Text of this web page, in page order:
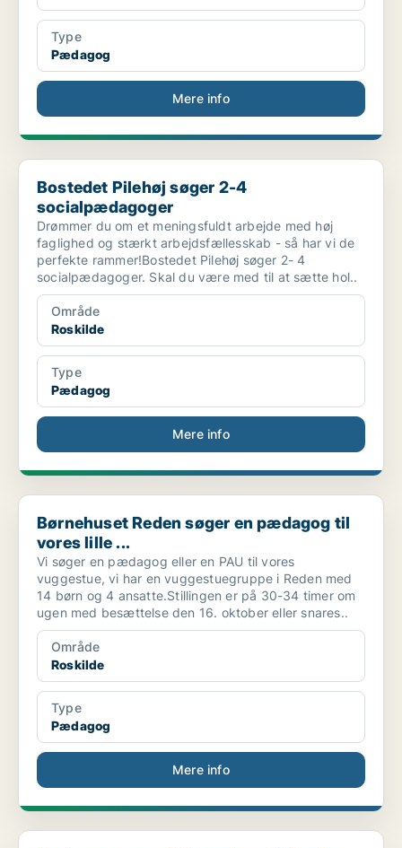
Type
Pædagog
Mere info
Bostedet Pilehøj søger 2-4 socialpædagoger
Bostedet Pilehøj søger 2-4
socialpædagoger
Drømmer du om et meningsfuldt arbejde med høj
faglighed og stærkt arbejdsfællesskab - så har vi de
perfekte rammer!Bostedet Pilehøj søger 2- 4
socialpædagoger. Skal du være med til at sætte hol..
Område
Roskilde
Type
Pædagog
Mere info
Børnehuset Reden søger en pædagog til vores lille ...
Børnehuset Reden søger en pædagog til
vores lille ...
Vi søger en pædagog eller en PAU til vores
vuggestue, vi har en vuggestuegruppe i Reden med
14 børn og 4 ansatte.Stillingen er på 30-34 timer om
ugen med besættelse den 16. oktober eller snares..
Område
Roskilde
Type
Pædagog
Mere info
Pædagog søges til Børnehuset Skovly